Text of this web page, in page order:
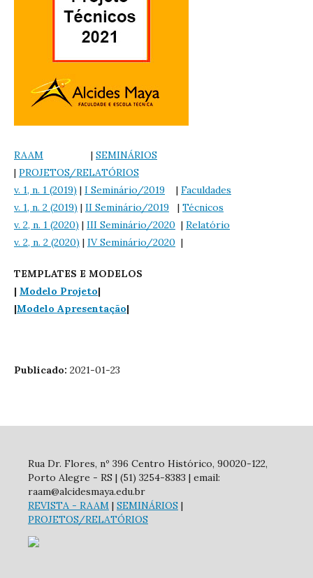
RAAM | SEMINÁRIOS
| PROJETOS/RELATÓRIOS
v. 1, n. 1 (2019) | I Seminário/2019 | Faculdades
v. 1, n. 2 (2019) | II Seminário/2019 | Técnicos
v. 2, n. 1 (2020) | III Seminário/2020 | Relatório
v. 2, n. 2 (2020) | IV Seminário/2020 |
TEMPLATES E MODELOS
| Modelo Projeto|
|Modelo Apresentação|
Publicado: 2021-01-23
Rua Dr. Flores, nº 396 Centro Histórico, 90020-122,
Porto Alegre - RS | (51) 3254-8383 | email:
raam@alcidesmaya.edu.br
REVISTA - RAAM | SEMINÁRIOS |
PROJETOS/RELATÓRIOS